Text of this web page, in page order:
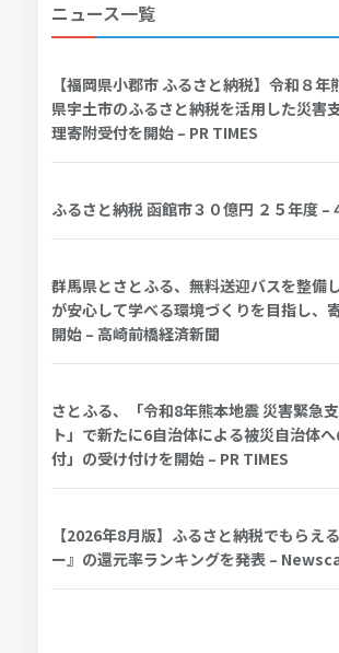
ニュース一覧
【福岡県小郡市 ふるさと納税】令和８年
県宇土市のふるさと納税を活用した災害
理寄附受付を開始 – PR TIMES
ふるさと納税 函館市３０億円 ２５年度 –
群馬県とさとふる、無料送迎バスを整備
が安心して学べる環境づくりを目指し、
開始 – 高崎前橋経済新聞
さとふる、「令和8年熊本地震 災害緊急
ト」で新たに6自治体による被災自治体
付」の受け付けを開始 – PR TIMES
【2026年8月版】ふるさと納税でもらえ
ー』の還元率ランキングを発表 –